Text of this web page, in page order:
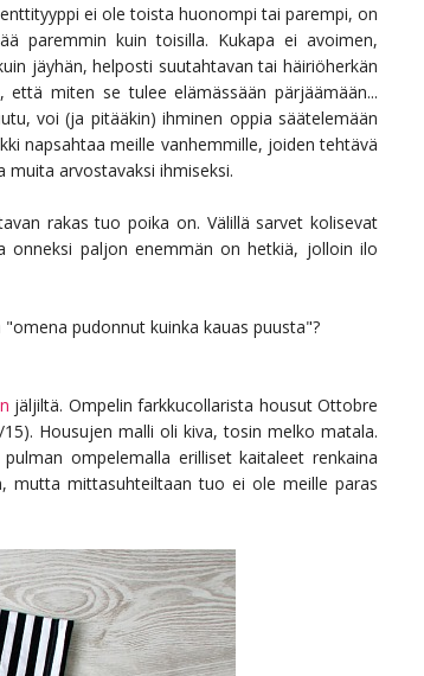
ei ole toista huonompi tai parempi, on
paremmin kuin toisilla. Kukapa ei avoimen,
jäyhän, helposti suutahtavan tai häiriöherkän
että miten se tulee elämässään pärjäämään...
voi (ja pitääkin) ihminen oppia säätelemään
napsahtaa meille vanhemmille, joiden tehtävä
muita arvostavaksi ihmiseksi.
rakas tuo poika on. Välillä sarvet kolisevat
onneksi paljon enemmän on hetkiä, jolloin ilo
pudonnut kuinka kauas puusta"?
jäljiltä. Ompelin farkkucollarista housut Ottobre
Housujen malli oli kiva, tosin melko matala.
ompelemalla erilliset kaitaleet renkaina
mutta mittasuhteiltaan tuo ei ole meille paras